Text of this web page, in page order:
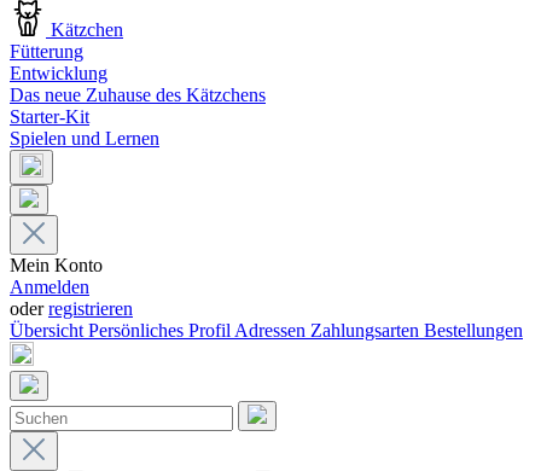
Kätzchen
Fütterung
Entwicklung
Das neue Zuhause des Kätzchens
Starter-Kit
Spielen und Lernen
Mein Konto
Anmelden
oderregistrieren
Übersicht Persönliches Profil Adressen Zahlungsarten Bestellungen